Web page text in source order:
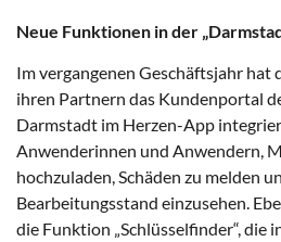
Neue Funktionen in der
Im vergangenen Geschäftsjahr hat
ihren Partnern das Kundenportal
Darmstadt im Herzen-App
Anwenderinnen und Anwendern,
hochzuladen, Schäden zu melden
Bearbeitungsstand einzusehen.
die Funktion „Schlüsselfinder“, die